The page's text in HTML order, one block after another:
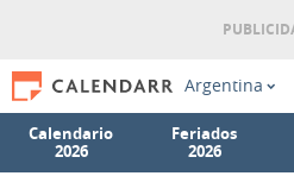
Argentina
Calendario
2026
Feriados
2026